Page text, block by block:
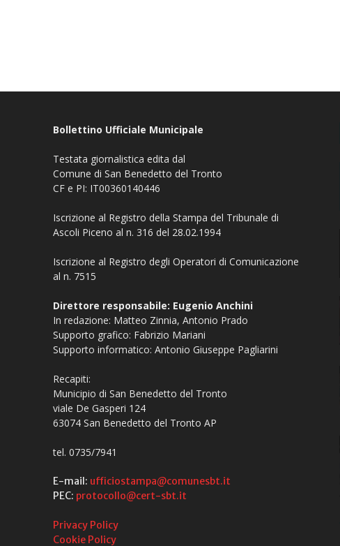
Bollettino Ufficiale Municipale
Testata giornalistica edita dal
Comune di San Benedetto del Tronto
CF e PI: IT00360140446
Iscrizione al Registro della Stampa del Tribunale di
Ascoli Piceno al n. 316 del 28.02.1994
Iscrizione al Registro degli Operatori di Comunicazione
al n. 7515
Direttore responsabile: Eugenio Anchini
In redazione: Matteo Zinnia, Antonio Prado
Supporto grafico: Fabrizio Mariani
Supporto informatico: Antonio Giuseppe Pagliarini
Recapiti:
Municipio di San Benedetto del Tronto
viale De Gasperi 124
63074 San Benedetto del Tronto AP
tel. 0735/7941
E-mail: ufficiostampa@comunesbt.it
PEC: protocollo@cert-sbt.it
Privacy Policy
Cookie Policy